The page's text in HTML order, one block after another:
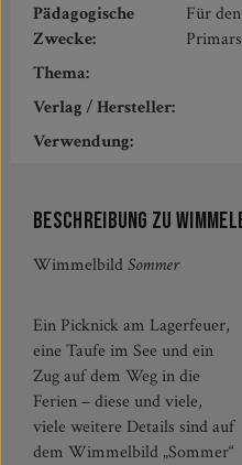
Pädagogische
Zwecke:
Für
Thema:
Verlag / Hersteller:
Verwendung:
Beschreibung zu
WimmelbildSommer
Ein Picknick am Lagerfeuer,
eine Taufe im See und ein
Zug auf dem Weg in die
Ferien – diese und viele,
viele weitere Details sind auf
dem Wimmelbild „Sommer“